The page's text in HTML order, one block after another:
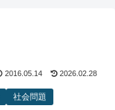
2016.05.14 2026.02.28
社会問題